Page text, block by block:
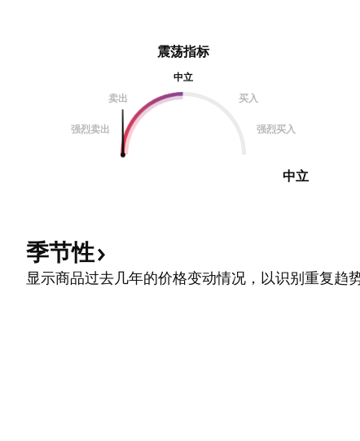
震荡指标
中立
卖出
买入
强烈卖出 强烈买入
中立
季节性
显示商品过去几年的价格变动情况，以识别重复趋势